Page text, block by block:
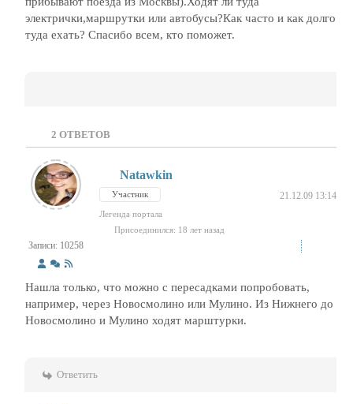
электрички,маршрутки или автобусы?Как часто и как долго
туда ехать? Спасибо всем, кто поможет.
2 ОТВЕТОВ
Записи: 10258
Natawkin
Участник 21.12.09 13:14
Легенда портала
Присоединился: 18 лет назад
Нашла только, что можно с пересадками попробовать,
например, через Новосмолино или Мулино. Из Нижнего до
Новосмолино и Мулино ходят марштурки.
Ответить